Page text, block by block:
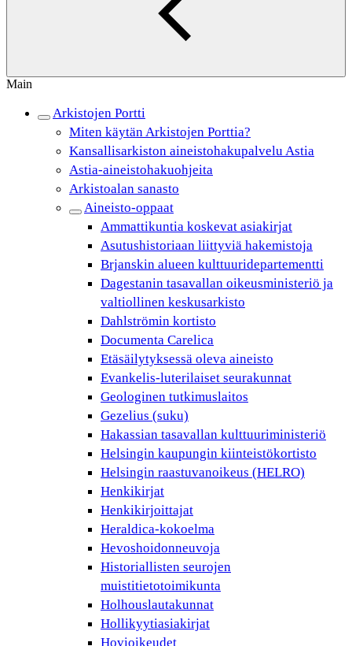
Main
Arkistojen Portti
Miten käytän Arkistojen Porttia?
Kansallisarkiston aineistohakupalvelu Astia
Astia-aineistohakuohjeita
Arkistoalan sanasto
Aineisto-oppaat
Ammattikuntia koskevat asiakirjat
Asutushistoriaan liittyviä hakemistoja
Brjanskin alueen kulttuuridepartementti
Dagestanin tasavallan oikeusministeriö ja
valtiollinen keskusarkisto
Dahlströmin kortisto
Documenta Carelica
Etäsäilytyksessä oleva aineisto
Evankelis-luterilaiset seurakunnat
Geologinen tutkimuslaitos
Gezelius (suku)
Hakassian tasavallan kulttuuriministeriö
Helsingin kaupungin kiinteistökortisto
Helsingin raastuvanoikeus (HELRO)
Henkikirjat
Henkikirjoittajat
Heraldica-kokoelma
Hevoshoidonneuvoja
Historiallisten seurojen
muistitietotoimikunta
Holhouslautakunnat
Hollikyytiasiakirjat
Hovioikeudet